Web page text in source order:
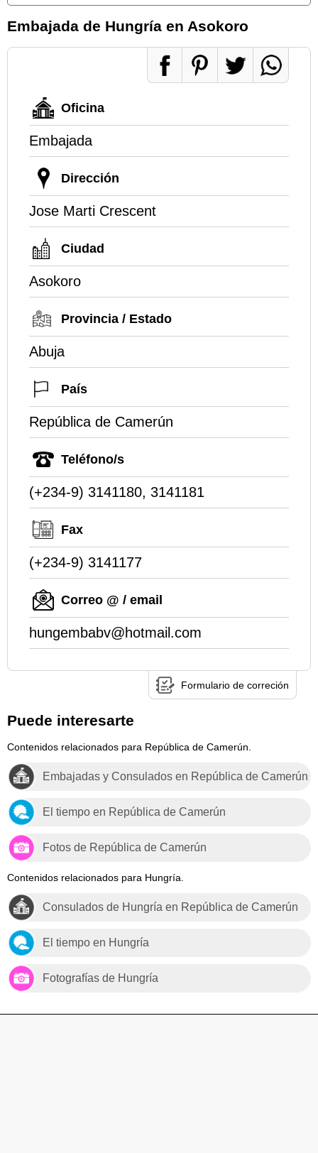
Embajada de Hungría en Asokoro
Oficina
Embajada
Dirección
Jose Marti Crescent
Ciudad
Asokoro
Provincia / Estado
Abuja
País
República de Camerún
Teléfono/s
(+234-9) 3141180, 3141181
Fax
(+234-9) 3141177
Correo @ / email
hungembabv@hotmail.com
Formulario de correción
Puede interesarte
Contenidos relacionados para República de Camerún.
Embajadas y Consulados en República de Camerún
El tiempo en República de Camerún
Fotos de República de Camerún
Contenidos relacionados para Hungría.
Consulados de Hungría en República de Camerún
El tiempo en Hungría
Fotografías de Hungría